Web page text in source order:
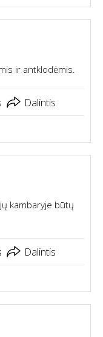
ir antklodėmis.
Dalintis
kambaryje būtų
Dalintis